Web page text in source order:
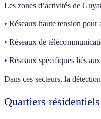
Les zones d’activités de
• Réseaux haute tension
• Réseaux de
• Réseaux spécifiques liés
Dans ces secteurs, la
Quartiers